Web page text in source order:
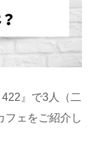
』で3人（二
フェをご紹介し